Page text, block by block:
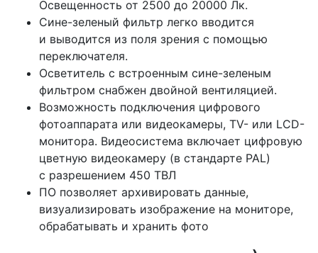
Освещенность от 2500 до 20000 Лк.
Сине-зеленый фильтр легко вводится
и выводится из поля зрения с помощью
переключателя.
Осветитель с встроенным сине-зеленым
фильтром снабжен двойной вентиляцией.
Возможность подключения цифрового
фотоаппарата или видеокамеры, TV- или LCD-
монитора. Видеосистема включает цифровую
цветную видеокамеру (в стандарте PAL)
с разрешением 450 ТВЛ
ПО позволяет архивировать данные,
визуализировать изображение на мониторе,
обрабатывать и хранить фото